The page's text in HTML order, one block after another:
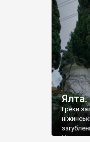
Ялта.
Греки
Ніжин